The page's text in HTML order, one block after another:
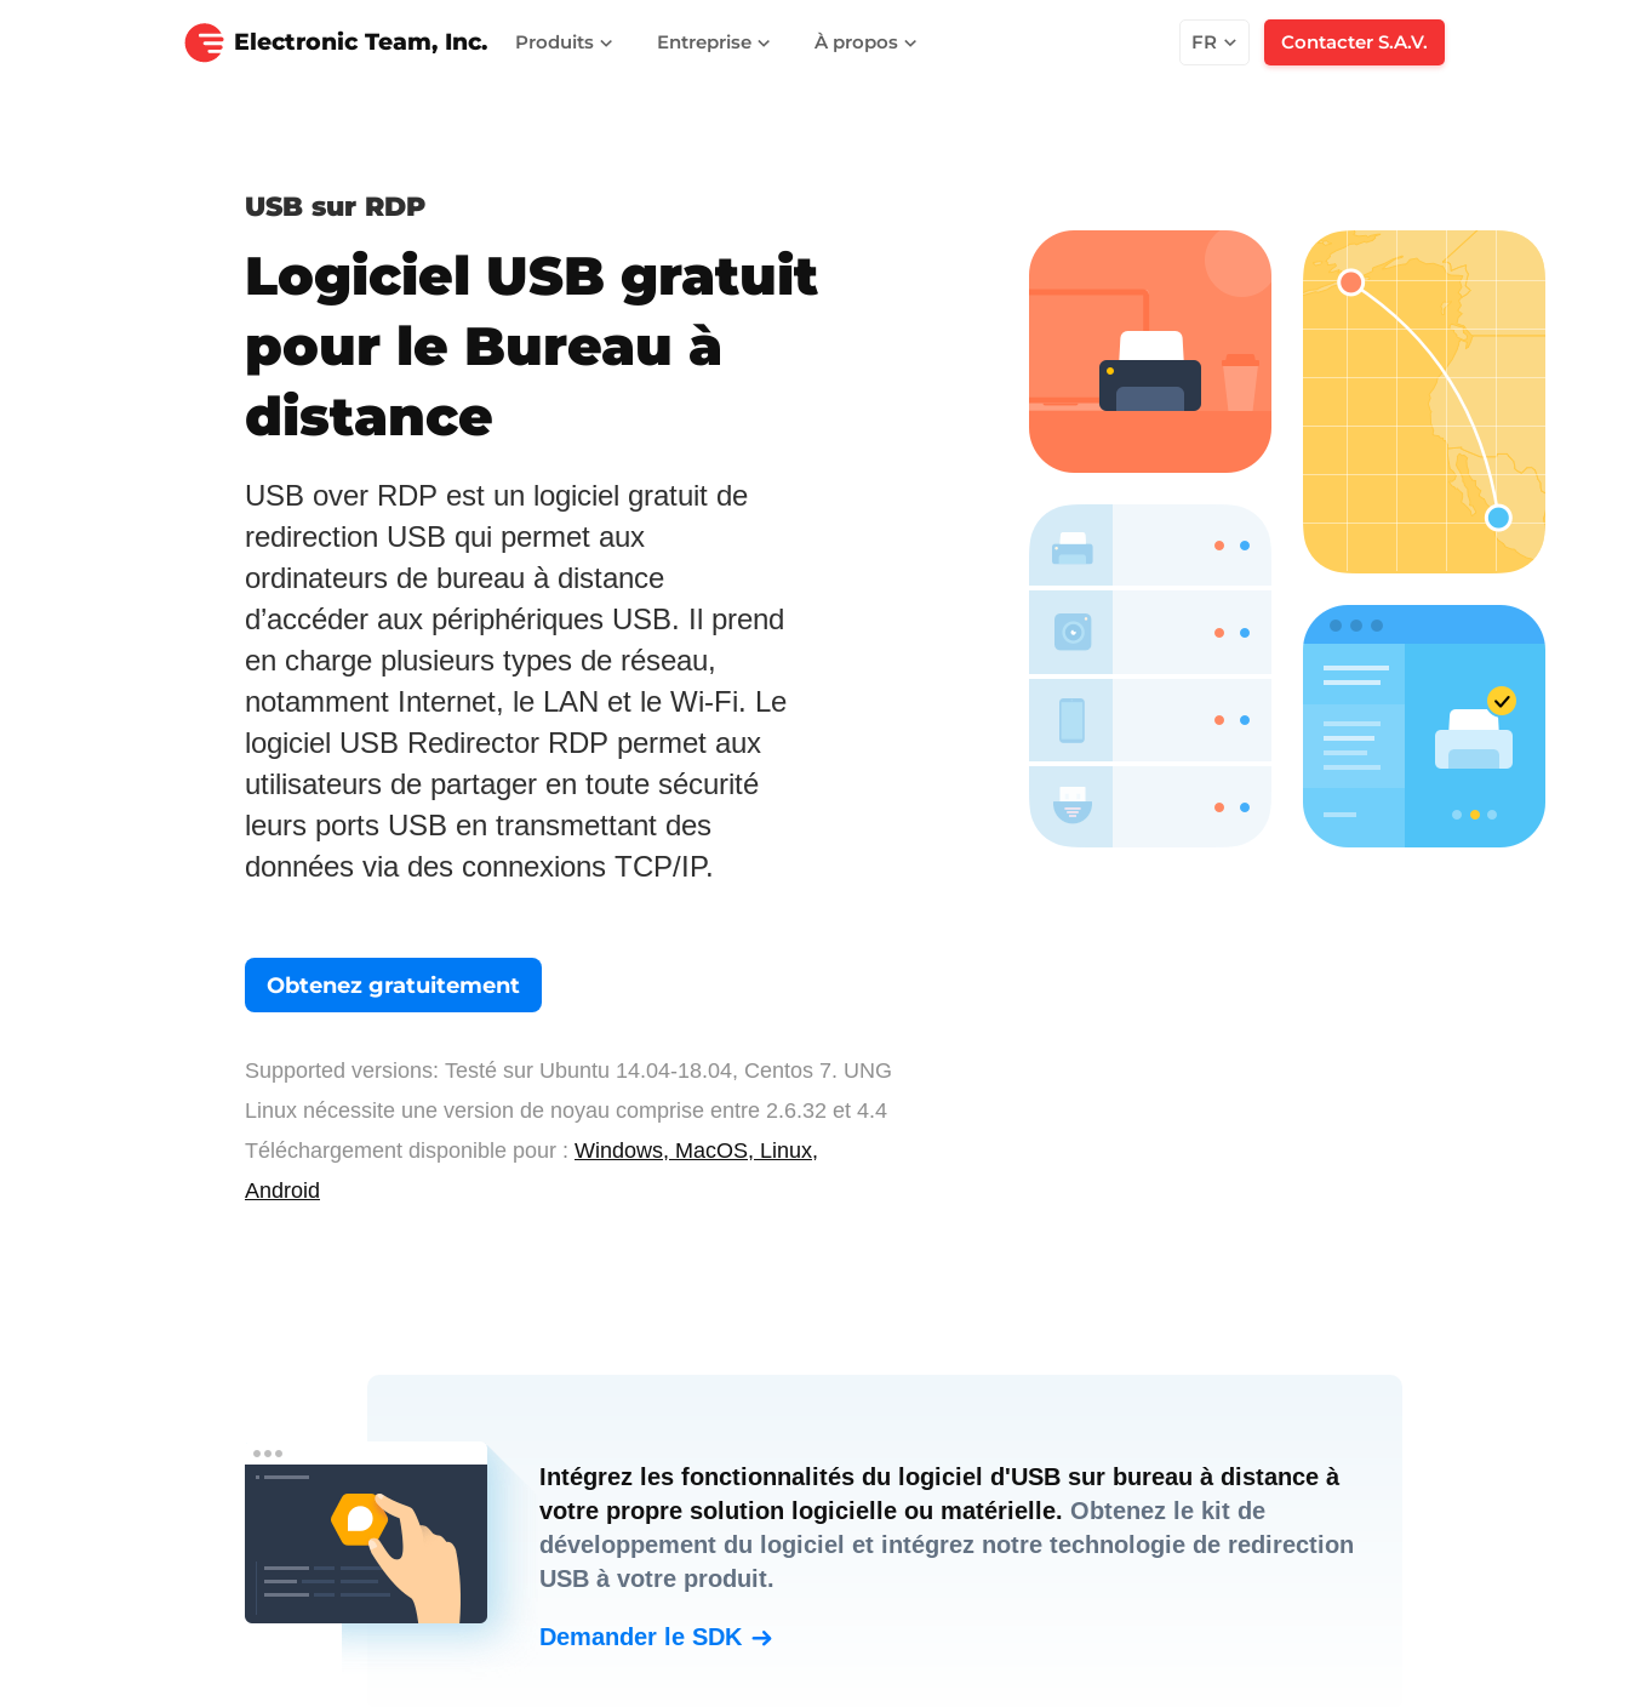
Electronic Team, Inc. FR Contacter S.A.V.
Produits Entreprise À propos
USB sur RDP
Logiciel USB gratuit
pour le Bureau à
distance
USB over RDP est un logiciel gratuit de
redirection USB qui permet aux
ordinateurs de bureau à distance
d’accéder aux périphériques USB. Il prend
en charge plusieurs types de réseau,
notamment Internet, le LAN et le Wi‑Fi. Le
logiciel USB Redirector RDP permet aux
utilisateurs de partager en toute sécurité
leurs ports USB en transmettant des
données via des connexions TCP/IP.
Obtenez gratuitement
Supported versions: Testé sur Ubuntu 14.04-18.04, Centos 7. UNG
Linux nécessite une version de noyau comprise entre 2.6.32 et 4.4
Téléchargement disponible pour : Windows, MacOS, Linux,
Android
Intégrez les fonctionnalités du logiciel d'USB sur bureau à distance à
votre propre solution logicielle ou matérielle. Obtenez le kit de
développement du logiciel et intégrez notre technologie de redirection
USB à votre produit.
Demander le SDK